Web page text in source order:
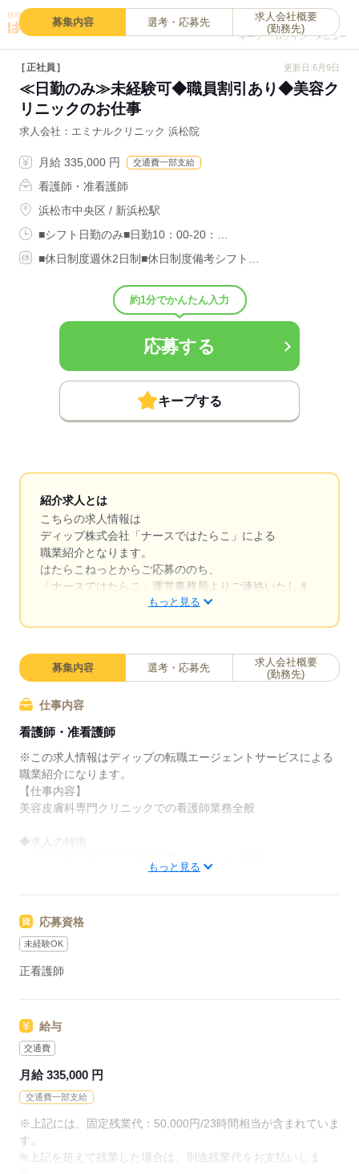
キープ
0
ログイン メニュー
募集内容 選考・応募先
求人会社概要
(勤務先)
正社員 更新日:6月9日
≪日勤のみ≫未経験可◆職員割引あり◆美容ク
リニックのお仕事
求人会社 エミナルクリニック 浜松院
月給 335,000 円 交通費一部支給
看護師・准看護師
浜松市中央区 / 新浜松駅
■シフト日勤のみ■日勤10：00-20：…
■休日制度週休2日制■休日制度備考シフト…
約1分でかんたん入力
応募する
キープする
紹介求人とは
こちらの求人情報は
ディップ株式会社「ナースではたらこ」による
職業紹介となります。
はたらこねっとからご応募ののち、
「ナースではたらこ」運営事務局よりご連絡いたしま
求職中の看護師さんの転職を専任の
キャリアアドバイザーが入職まで無料でサポートいた
日本最大級の求人情報の中からぴったりな求人をご紹
介。
履歴書作成のアドバイスや面接日の調整だけでなく、
お給料、お休み、入職時期の交渉もサポートします。
費用は一切かかりません。
もっと見る
募集内容 選考・応募先
求人会社概要
(勤務先)
仕事内容
看護師・准看護師
※この求人情報はディップの転職エージェントサービスによる
職業紹介になります。
【仕事内容】
美容皮膚科専門クリニックでの看護師業務全般
◆求人の特徴
・ハイフやダーマペンなどの美容皮膚科メニューも展開中
・職員割引利用可能（美容施術・物品購入）
◆働きやすさ◎
完全予約制なので残業は少なめ！
脱毛や皮膚に関する知識や、施術のスキルが身に付く様々なカ
リキュラムがあります。
てスタートできます。
応募する
もっと見る
応募資格
未経験OK
正看護師
給与
交通費
月給 335,000 円
交通費一部支給
※上記には、固定残業代：50,000円/23時間相当が含まれていま
す。
※上記を超えて残業した場合は、別途残業代をお支払いしま